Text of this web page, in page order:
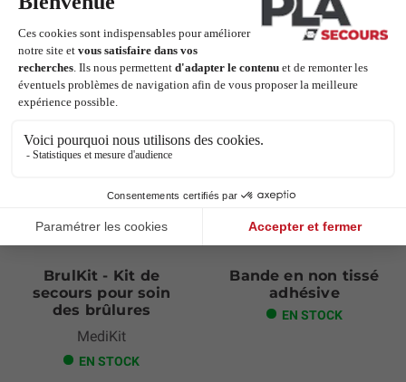
Les clients qui ont acheté ce produit
ont également acheté :
BrulKit - Kit de
secours pour soin
des brûlures
MediKit
EN STOCK
Bande en non tissé
adhésive
EN STOCK